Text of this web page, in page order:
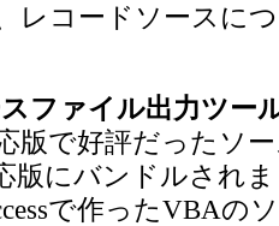
レコードソースに
ファイル出力ツー
版で好評だったソ
版にバンドルされ
で作ったVBAの